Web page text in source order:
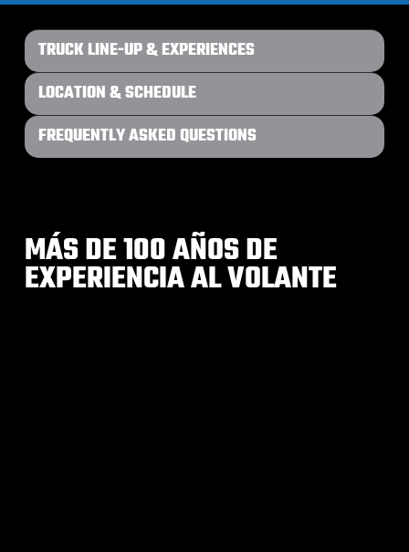
TRUCK LINE-UP & EXPERIENCES
LOCATION & SCHEDULE
FREQUENTLY ASKED QUESTIONS
MÁS DE 100 AÑOS DE
EXPERIENCIA AL VOLANTE